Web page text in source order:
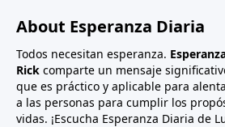
About Esperanza Diaria
Todos necesitan esperanza.
Rick comparte un mensaje
que es práctico y aplicable para
a las personas para cumplir los
vidas. ¡Escucha Esperanza Diaria de